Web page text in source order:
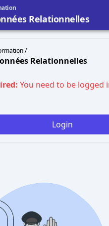
Relationnelles
/
Relationnelles
You need to be logged
Login